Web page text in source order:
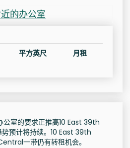
的办公室
平方英尺 月租
公室的要求正推高10 East 39th
预计将持续。10 East 39th
一带仍有转租机会。